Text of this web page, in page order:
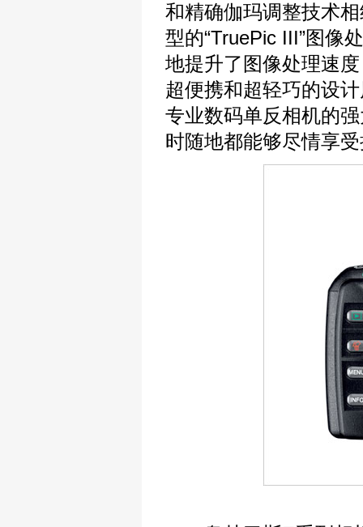
和精确伽玛调整技术
型的“TruePic III”图像
地提升了图像处理速
超便携和超轻巧的设
专业数码单反相机的
时随地都能够尽情享